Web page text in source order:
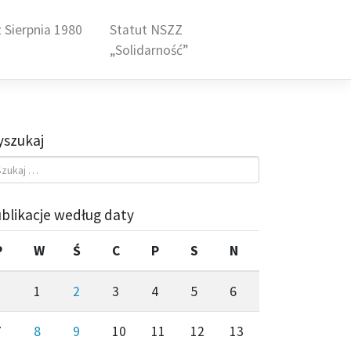
1980
Statut NSZZ
„Solidarność”
według daty
W Ś C P S N
1 2 3 4 5 6
8 9 10 11 12 13